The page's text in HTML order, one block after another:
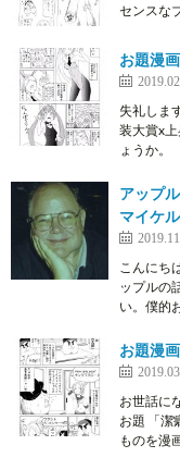
センスな
お題漫画
失礼しま
装大賞x
ょうか。
アップ
マイケ
こんにち
ップルの
い。僕的
お題漫
お世話に
お題 「潔
ものを漫